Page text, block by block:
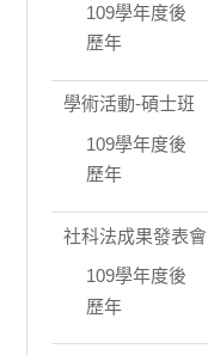
109學年度後
歷年
學術活動-碩士班
109學年度後
歷年
社科法成果發表會
109學年度後
歷年